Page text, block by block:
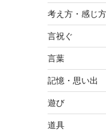
考え方・感じ方
言祝ぐ
言葉
記憶・思い出
遊び
道具